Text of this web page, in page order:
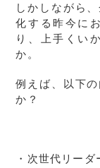
しかしながら
化する昨今に
り、上手くい
か。
例えば、以下
か？
・次世代リー